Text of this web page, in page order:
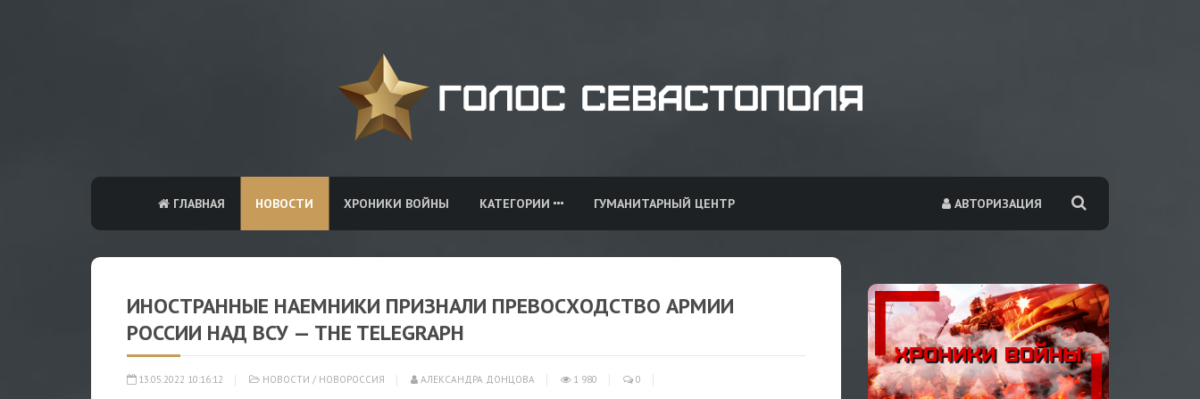
АВТОРИЗАЦИЯ
ГЛАВНАЯ НОВОСТИ ХРОНИКИ ВОЙНЫ КАТЕГОРИИ ГУМАНИТАРНЫЙ ЦЕНТР
ИНОСТРАННЫЕ НАЕМНИКИ ПРИЗНАЛИ ПРЕВОСХОДСТВО АРМИИ
РОССИИ НАД ВСУ — THE TELEGRAPH
13.05.2022 10:16:12 НОВОСТИ / НОВОРОССИЯ АЛЕКСАНДРА ДОНЦОВА 1 980 0